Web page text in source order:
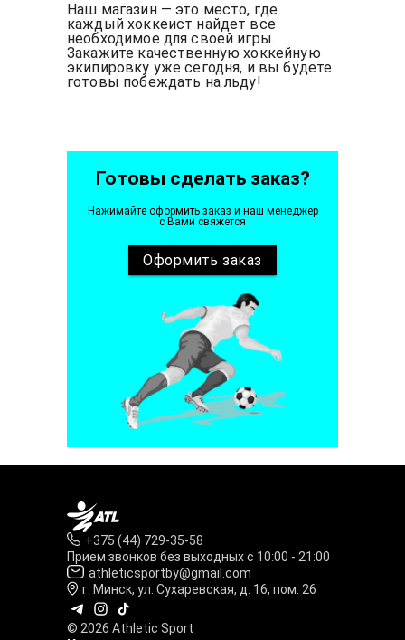
Наш магазин — это место, где
каждый хоккеист найдет все
необходимое для своей игры.
Закажите качественную хоккейную
экипировку уже сегодня, и вы будете
готовы побеждать на льду!
Готовы сделать заказ?
Нажимайте оформить заказ и наш менеджер
с Вами свяжется
Оформить заказ
+375 (44) 729-35-58
Прием звонков без выходных с 10:00 - 21:00
athleticsportby@gmail.com
г. Минск, ул. Сухаревская, д. 16, пом. 26
© 2026 Athletic Sport